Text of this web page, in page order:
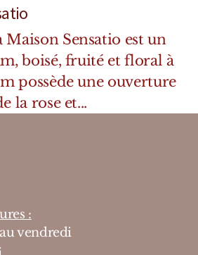
Maison Sensatio est un
boisé, fruité et floral à
possède une ouverture
la rose et...
:
vendredi